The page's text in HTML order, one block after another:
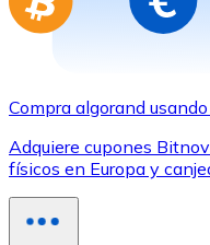
Compra algorand
Adquiere cupones
físicos en Europa y